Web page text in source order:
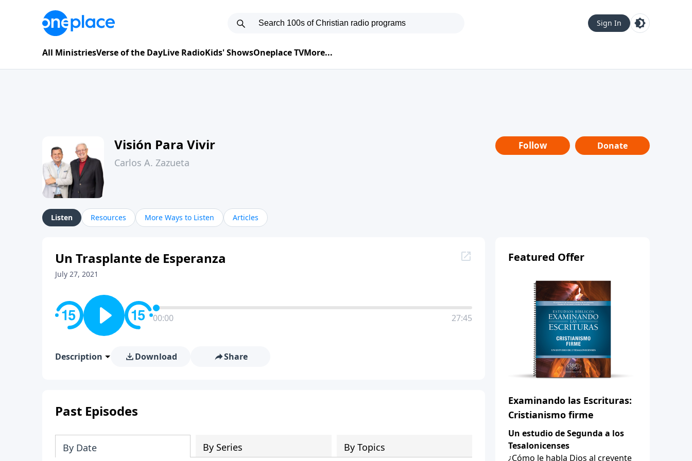
Sign In
All MinistriesVerse of the DayLive RadioKids' ShowsOneplace TVMore...
Visión Para Vivir
Carlos A. Zazueta
Follow Donate
Listen Resources More Ways to Listen Articles
Un Trasplante de Esperanza
July 27, 2021
00:00 27:45
Description Download Share
Past Episodes
By Date By Series By Topics
Featured Offer
Examinando las Escrituras:
Cristianismo firme
Un estudio de Segunda a los
Tesalonicenses
¿Cómo le habla Dios al creyente